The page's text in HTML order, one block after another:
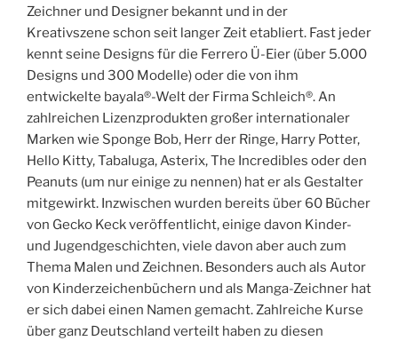
Zeichner und Designer bekannt und in der
Kreativszene schon seit langer Zeit etabliert. Fast jeder
kennt seine Designs für die Ferrero Ü-Eier (über 5.000
Designs und 300 Modelle) oder die von ihm
entwickelte bayala®-Welt der Firma Schleich®. An
zahlreichen Lizenzprodukten großer internationaler
Marken wie Sponge Bob, Herr der Ringe, Harry Potter,
Hello Kitty, Tabaluga, Asterix, The Incredibles oder den
Peanuts (um nur einige zu nennen) hat er als Gestalter
mitgewirkt. Inzwischen wurden bereits über 60 Bücher
von Gecko Keck veröffentlicht, einige davon Kinder-
und Jugendgeschichten, viele davon aber auch zum
Thema Malen und Zeichnen. Besonders auch als Autor
von Kinderzeichenbüchern und als Manga-Zeichner hat
er sich dabei einen Namen gemacht. Zahlreiche Kurse
über ganz Deutschland verteilt haben zu diesen